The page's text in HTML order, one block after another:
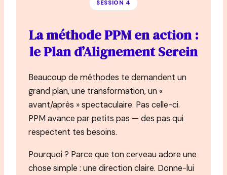
SESSION 4
La méthode PPM en action :
le Plan d’Alignement Serein
Beaucoup de méthodes te demandent un
grand plan, une transformation, un «
avant/après » spectaculaire. Pas celle-ci.
PPM avance par petits pas — des pas qui
respectent tes besoins.
Pourquoi ? Parce que ton cerveau adore une
chose simple : une direction claire. Donne-lui